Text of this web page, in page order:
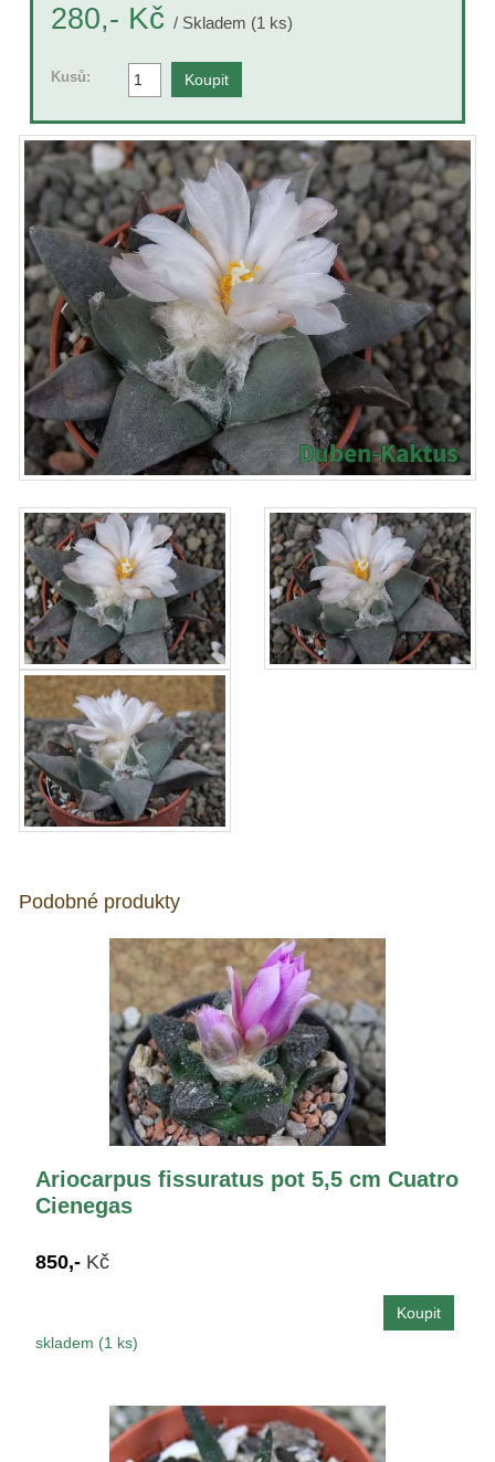
280,- Kč / Skladem (1 ks)
Kusů:
Podobné produkty
Ariocarpus fissuratus pot 5,5 cm Cuatro
Cienegas
850,- Kč
skladem (1 ks)